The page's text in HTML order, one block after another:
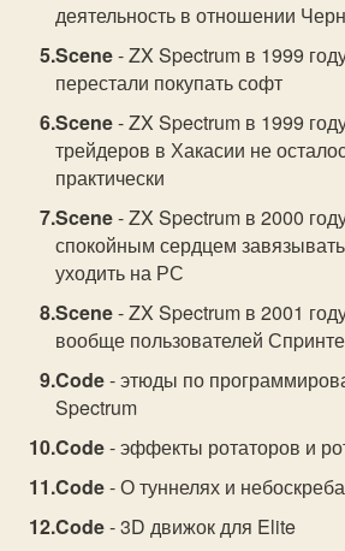
деятельность в отношении
Scene- ZX Spectrum в 1999
перестали покупать софт
Scene- ZX Spectrum в 1999
трейдеров в Хакасии не
практически
Scene- ZX Spectrum в 2000
спокойным сердцем
уходить на РС
Scene- ZX Spectrum в 2001
вообще пользователей
Code- этюды по
Spectrum
Code- эффекты ротаторов и
Code- О туннелях и небоскреба
Code- 3D движок для Elite